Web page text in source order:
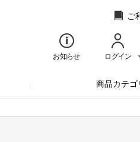
ご
お知らせ ログイン
商品カテゴ